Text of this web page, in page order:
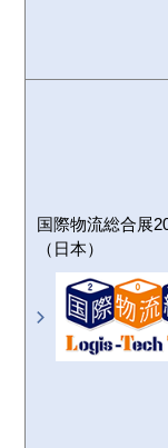
国際物流総合展
（日本）